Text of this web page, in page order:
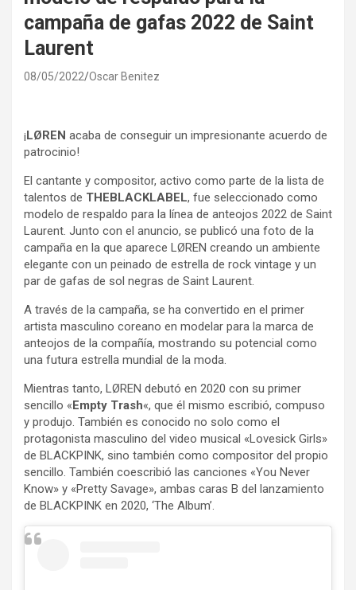
campaña de gafas 2022 de Saint
Laurent
08/05/2022 Oscar Benitez
¡LØREN acaba de conseguir un impresionante acuerdo de
patrocinio!
El cantante y compositor, activo como parte de la lista de
talentos de THEBLACKLABEL, fue seleccionado como
modelo de respaldo para la línea de anteojos 2022 de Saint
Laurent. Junto con el anuncio, se publicó una foto de la
campaña en la que aparece LØREN creando un ambiente
elegante con un peinado de estrella de rock vintage y un
par de gafas de sol negras de Saint Laurent.
A través de la campaña, se ha convertido en el primer
artista masculino coreano en modelar para la marca de
anteojos de la compañía, mostrando su potencial como
una futura estrella mundial de la moda.
Mientras tanto, LØREN debutó en 2020 con su primer
sencillo «Empty Trash«, que él mismo escribió, compuso
y produjo. También es conocido no solo como el
protagonista masculino del video musical «Lovesick Girls»
de BLACKPINK, sino también como compositor del propio
sencillo. También coescribió las canciones «You Never
Know» y «Pretty Savage», ambas caras B del lanzamiento
de BLACKPINK en 2020, ‘The Album’.